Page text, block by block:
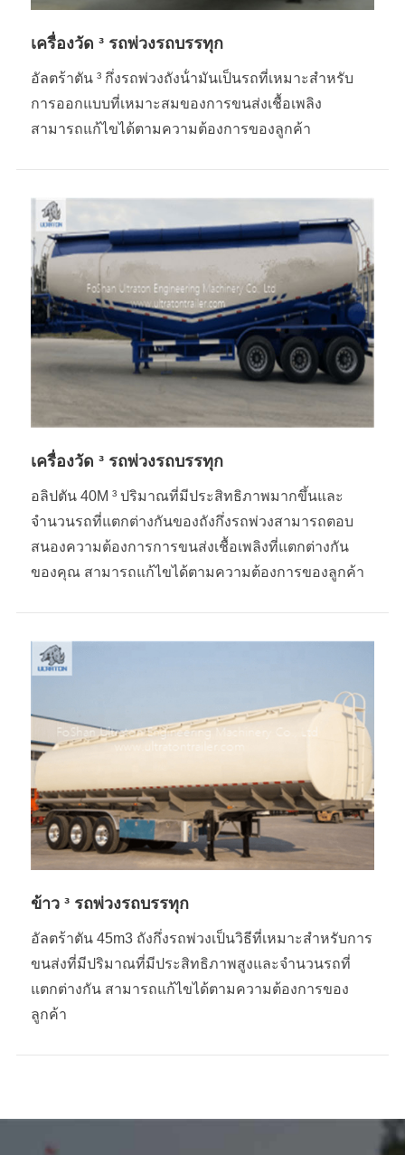
เครื่องวัด ³ รถพ่วงรถบรรทุก
อัลตร้าตัน ³ กึ่งรถพ่วงถังน้ํามันเป็นรถที่เหมาะสำหรับ
การออกแบบที่เหมาะสมของการขนส่งเชื้อเพลิง
สามารถแก้ไขได้ตามความต้องการของลูกค้า
เครื่องวัด ³ รถพ่วงรถบรรทุก
อลิปตัน 40M ³ ปริมาณที่มีประสิทธิภาพมากขึ้นและ
จำนวนรถที่แตกต่างกันของถังกึ่งรถพ่วงสามารถตอบ
สนองความต้องการการขนส่งเชื้อเพลิงที่แตกต่างกัน
ของคุณ สามารถแก้ไขได้ตามความต้องการของลูกค้า
ข้าว ³ รถพ่วงรถบรรทุก
อัลตร้าตัน 45m3 ถังกึ่งรถพ่วงเป็นวิธีที่เหมาะสำหรับการ
ขนส่งที่มีปริมาณที่มีประสิทธิภาพสูงและจำนวนรถที่
แตกต่างกัน สามารถแก้ไขได้ตามความต้องการของ
ลูกค้า